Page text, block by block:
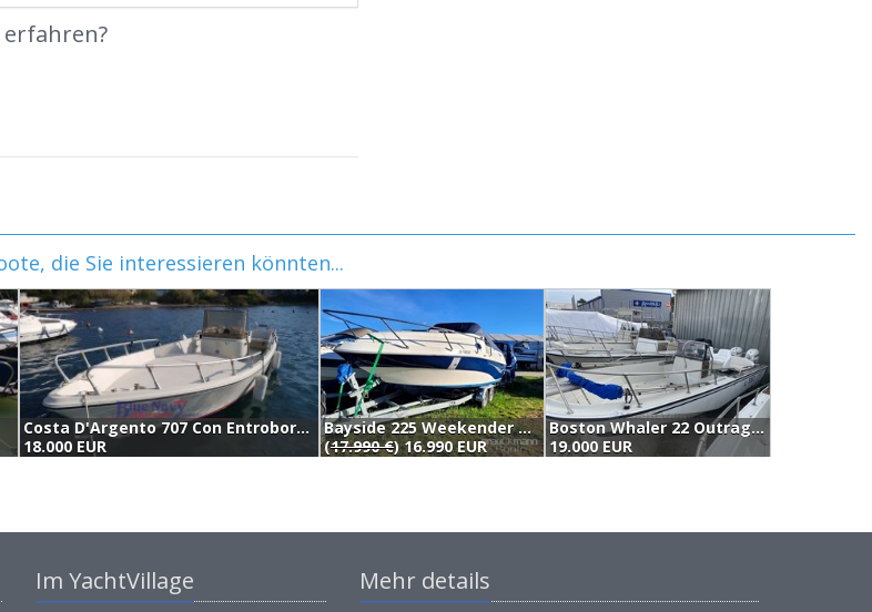
die Sie interessieren könnten...
Costa D'Argento 707 Con Entrobordo Fnm 120cv (2007) (1990)
18.000 EUR
Bayside 225 Weekender Deluxe (2005)
(17.990 €) 16.990 EUR
Boston Whaler 22 Outrage (1987)
19.000 EUR
Im YachtVillage Mehr details